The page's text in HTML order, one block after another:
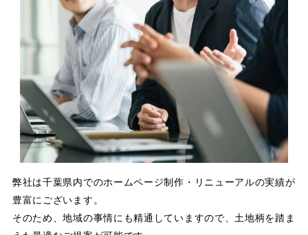
弊社は千葉県内でのホームページ制作・リニューアルの実績が
豊富にございます。
そのため、地域の事情にも精通していますので、土地柄を踏ま